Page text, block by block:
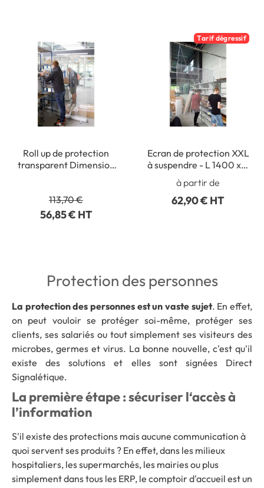
Roll up de protection
transparent Dimension
113,70 €
56,85 € HT
Tarif dégressif
Ecran de protection XXL
à suspendre - L 1400 x H
1500 mm
à partir de
62,90 € HT
Protection des personnes
La protection des personnes est un vaste sujet. En effet,
on peut vouloir se protéger soi-même, protéger ses
clients, ses salariés ou tout simplement ses visiteurs des
microbes, germes et virus. La bonne nouvelle, c'est qu'il
existe des solutions et elles sont signées Direct
Signalétique.
La première étape : sécuriser l‘accès à
l’information
S'il existe des protections mais aucune communication à
quoi servent ses produits ? En effet, dans les milieux
hospitaliers, les supermarchés, les mairies ou plus
simplement dans tous les ERP, le comptoir d'accueil est un